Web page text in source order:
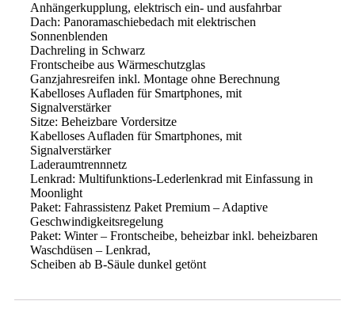
Anhängerkupplung, elektrisch ein- und ausfahrbar
Dach: Panoramaschiebedach mit elektrischen
Sonnenblenden
Dachreling in Schwarz
Frontscheibe aus Wärmeschutzglas
Ganzjahresreifen inkl. Montage ohne Berechnung
Kabelloses Aufladen für Smartphones, mit
Signalverstärker
Sitze: Beheizbare Vordersitze
Kabelloses Aufladen für Smartphones, mit
Signalverstärker
Laderaumtrennnetz
Lenkrad: Multifunktions-Lederlenkrad mit Einfassung in
Moonlight
Paket: Fahrassistenz Paket Premium – Adaptive
Geschwindigkeitsregelung
Paket: Winter – Frontscheibe, beheizbar inkl. beheizbaren
Waschdüsen – Lenkrad,
Scheiben ab B-Säule dunkel getönt